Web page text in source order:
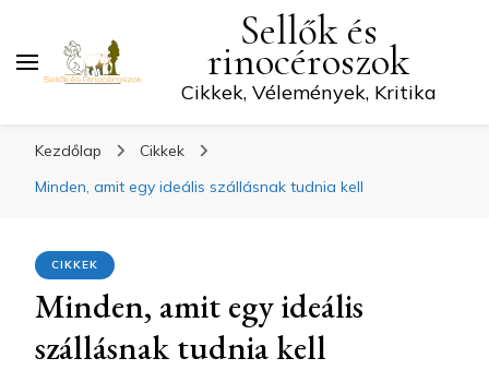
Sellők és
rinocéroszok
Cikkek, Vélemények, Kritika
Kezdőlap
Cikkek
Minden, amit egy ideális szállásnak tudnia kell
CIKKEK
Minden, amit egy ideális
szállásnak tudnia kell